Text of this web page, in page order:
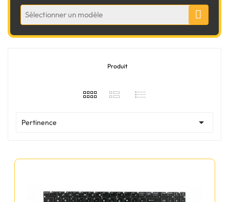
Sélectionner un modèle
Produit
Pertinence 